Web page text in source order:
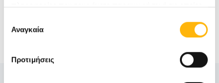
πληροφορίες που τους έχετε παραχωρήσει ή τις οποίες
των υπηρεσιών τους.
συγκατάθεσης
Αναγκαία
Προτιμήσεις